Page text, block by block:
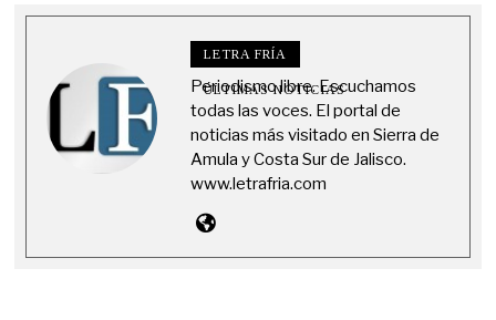
LETRA FRÍA
ÚLTIMAS NOTICIAS
Periodismo libre. Escuchamos
todas las voces. El portal de
noticias más visitado en Sierra de
Amula y Costa Sur de Jalisco.
www.letrafria.com